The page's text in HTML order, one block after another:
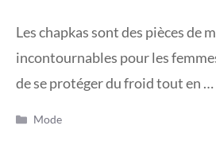
Les chapkas sont des pièces de
incontournables pour les
de se protéger du froid tout en …
Catégories
Mode